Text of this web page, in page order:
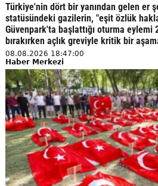
Türkiye'nin dört bir yanından gelen er
statüsündeki gazilerin, "eşit özlük
Güvenpark'ta başlattığı oturma eylemi
bırakırken açlık greviyle kritik bir
08.08.2026 18:47:00
Haber Merkezi